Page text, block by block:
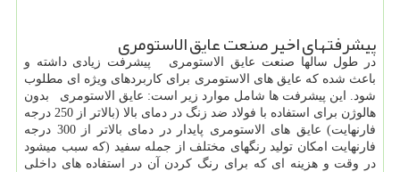
پیشرفتهای اخیر صنعت عایق الاستومری
در طول سالها صنعت عایق الاستومری پیشرفت زیادی داشته و
باعث شده که عایق های الاستومری برای کاربردهای ویژه ای مطلوب
شود. این پیشرفت ها شامل موارد زیر است: عایق الاستومری بدون
هالوژن برای استفاده با فولاد ضد زنگ در دمای بالا (بالاتر از 250 درجه
فارنهایت) عایق های الاستومری پایدار در دمای بالاتر از 300 درجه
فارنهایت امکان تولید رنگهای مختلف از جمله سفید (که سبب میشود
در وقت و هزینه ای که برای رنگ کردن آن در استفاده های داخلی